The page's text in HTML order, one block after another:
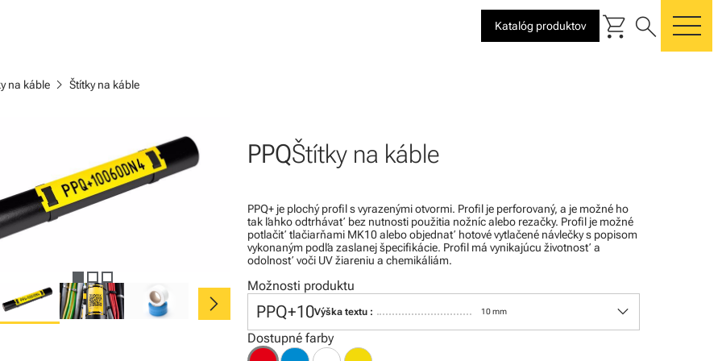
Katalóg produktov shopping_cart search
na káble chevron_right Štítky na káble
chevron_right
PPQŠtítky na káble
PPQ+ je plochý profil s vyrazenými otvormi. Profil je perforovaný, a je možné ho
tak ľahko odtrhávať bez nutnosti použitia nožníc alebo rezačky. Profil je možné
potlačiť tlačiarňami MK10 alebo objednať hotové vytlačené návlečky s popisom
vykonaným podľa zaslanej špecifikácie. Profil má vynikajúcu životnosť a
odolnosť voči UV žiareniu a chemikáliám.
Možnosti produktu
PPQ+10Výška textu : 10 mm keyboard_arrow_down
Dostupné farby